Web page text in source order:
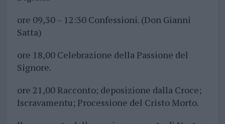
ore 09,30 – 12:30 Confessioni. (Don Gianni
Satta)
ore 18,00 Celebrazione della Passione del
Signore.
ore 21,00 Racconto; deposizione dalla Croce;
Iscravamentu; Processione del Cristo Morto.